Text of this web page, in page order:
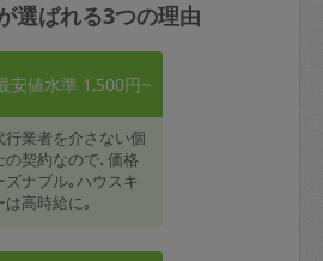
選ばれる3つの理由
安値水準 1,500円~
行業者を介さない個
の契約なので､価格
ズナブル｡ハウスキ
は高時給に｡